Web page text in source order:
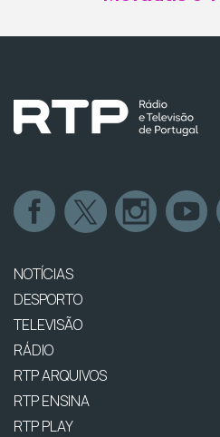
NOTÍCIAS
DESPORTO
TELEVISÃO
RÁDIO
RTP ARQUIVOS
RTP ENSINA
RTP PLAY